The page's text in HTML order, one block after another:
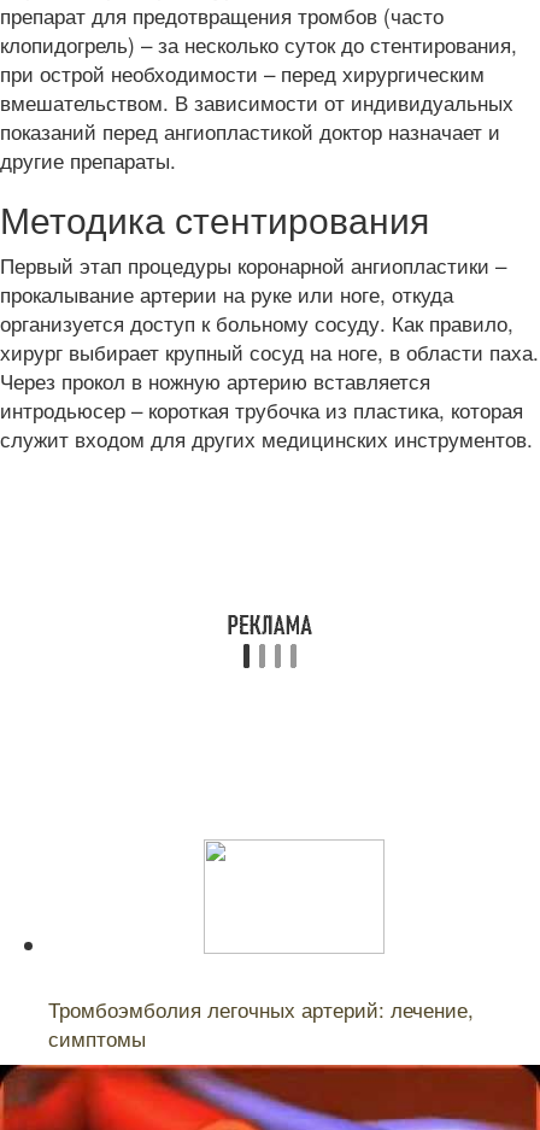
препарат для предотвращения тромбов (часто
клопидогрель) – за несколько суток до стентирования,
при острой необходимости – перед хирургическим
вмешательством. В зависимости от индивидуальных
показаний перед ангиопластикой доктор назначает и
другие препараты.
Методика стентирования
Первый этап процедуры коронарной ангиопластики –
прокалывание артерии на руке или ноге, откуда
организуется доступ к больному сосуду. Как правило,
хирург выбирает крупный сосуд на ноге, в области паха.
Через прокол в ножную артерию вставляется
интродьюсер – короткая трубочка из пластика, которая
служит входом для других медицинских инструментов.
Тромбоэмболия легочных артерий: лечение,
симптомы